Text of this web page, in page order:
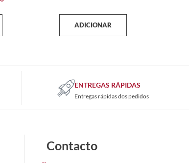
ADICIONAR
ENTREGAS RÁPIDAS
Entregas rápidas dos pedidos
Contacto